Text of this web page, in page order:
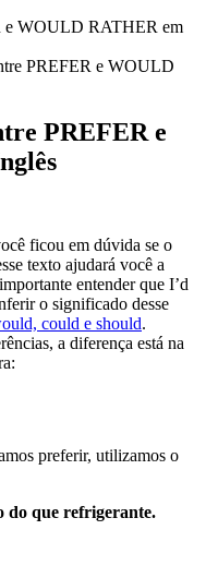
PREFER e WOULD
PREFER e
ficou em dúvida se o
texto ajudará você a
entender que I’d
o significado desse
could e should.
a diferença está na
preferir, utilizamos o
do que refrigerante.